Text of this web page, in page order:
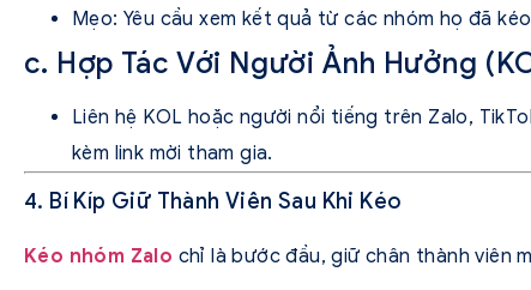
Mẹo: Yêu cầu xem kết quả từ các nhóm họ đã
c. Hợp Tác Với Người Ảnh Hưởng
Liên hệ KOL hoặc người nổi tiếng trên Zalo,
kèm link mời tham gia.
4. Bí Kíp Giữ Thành Viên Sau Khi Kéo
Kéo nhóm Zalo chỉ là bước đầu, giữ chân thành viên